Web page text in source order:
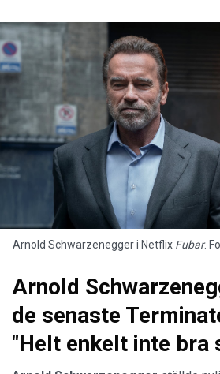
Arnold Schwarzenegger i Netflix Fubar.
Arnold
de senaste
"Helt enkelt inte bra